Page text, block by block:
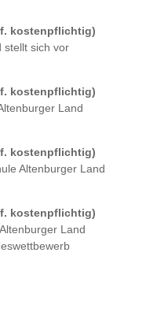
kostenpflichtig)
stellt sich vor
kostenpflichtig)
Land
kostenpflichtig)
Altenburger Land
kostenpflichtig)
Land